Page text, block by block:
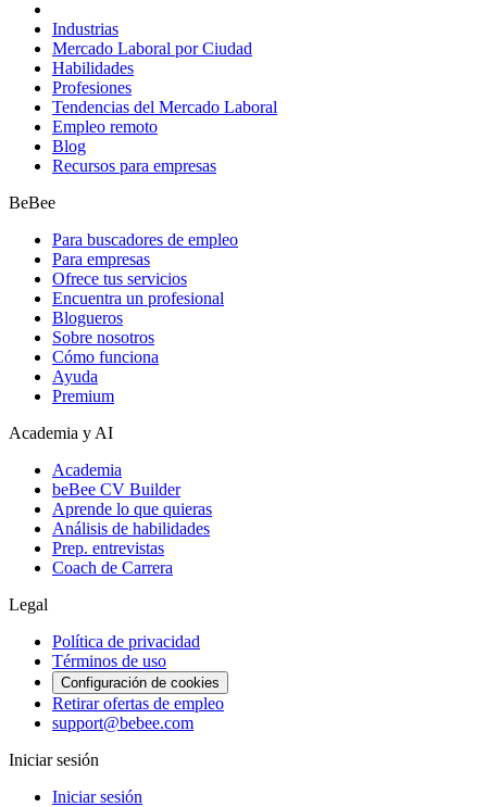
Industrias
Mercado Laboral por Ciudad
Habilidades
Profesiones
Tendencias del Mercado Laboral
Empleo remoto
Blog
Recursos para empresas
BeBee
Para buscadores de empleo
Para empresas
Ofrece tus servicios
Encuentra un profesional
Blogueros
Sobre nosotros
Cómo funciona
Ayuda
Premium
Academia y AI
Academia
beBee CV Builder
Aprende lo que quieras
Análisis de habilidades
Prep. entrevistas
Coach de Carrera
Legal
Política de privacidad
Términos de uso
Configuración de cookies
Retirar ofertas de empleo
support@bebee.com
Iniciar sesión
Iniciar sesión